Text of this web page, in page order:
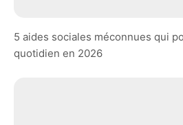
5 aides sociales méconnues qui
quotidien en 2026